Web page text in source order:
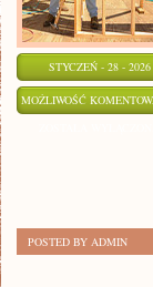
STYCZEŃ - 28 - 2026
MOŻLIWOŚĆ
POSTED BY ADMIN